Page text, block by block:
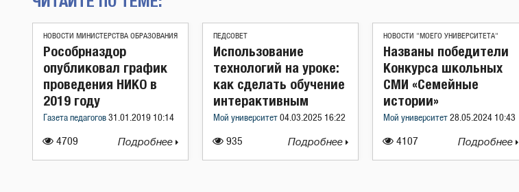
НОВОСТИ МИНИСТЕРСТВА ОБРАЗОВАНИЯ
4709
Рособрназдор
опубликовал график
проведения НИКО в
2019 году
Газета педагогов 31.01.2019 10:14
Подробнее
ПЕДСОВЕТ
935
Использование
технологий на уроке:
как сделать обучение
интерактивным
Мой университет 04.03.2025 16:22
Подробнее
НОВОСТИ "МОЕГО УНИВЕРСИТЕТА"
4107
Названы победители
Конкурса школьных
СМИ «Семейные
истории»
Мой университет 28.05.2024 10:43
Подробнее